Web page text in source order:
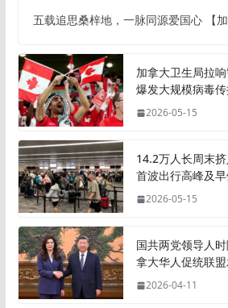
五载追思桑梓地，一脉同源爱国心 【
加拿大卫生局拉
爆发大规模病毒
2026-05-15
14.2万人长周末
首波出行高峰及
2026-05-15
国共两党领导人
拿大华人促统联
2026-04-11